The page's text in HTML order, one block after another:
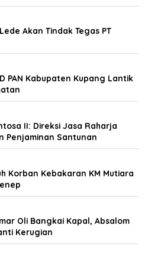
Akan Tindak Tegas PT
PAN Kabupaten Kupang Lantik
II: Direksi Jasa Raharja
Penjaminan Santunan
Korban Kebakaran KM Mutiara
Oli Bangkai Kapal, Absalom
Kerugian